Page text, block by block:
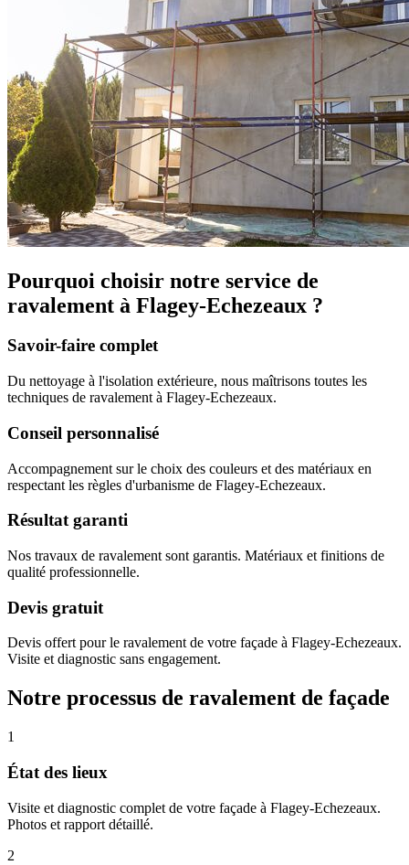
Pourquoi choisir notre service de
ravalement à Flagey-Echezeaux ?
Savoir-faire complet
Du nettoyage à l'isolation extérieure, nous maîtrisons toutes les
techniques de ravalement à Flagey-Echezeaux.
Conseil personnalisé
Accompagnement sur le choix des couleurs et des matériaux en
respectant les règles d'urbanisme de Flagey-Echezeaux.
Résultat garanti
Nos travaux de ravalement sont garantis. Matériaux et finitions de
qualité professionnelle.
Devis gratuit
Devis offert pour le ravalement de votre façade à Flagey-Echezeaux.
Visite et diagnostic sans engagement.
Notre processus de ravalement de façade
1
État des lieux
Visite et diagnostic complet de votre façade à Flagey-Echezeaux.
Photos et rapport détaillé.
2